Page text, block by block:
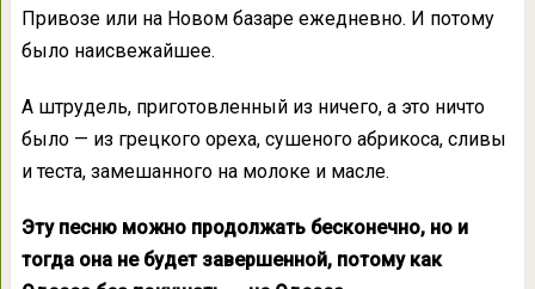
Привозе или на Новом базаре ежедневно. И потому
было наисвежайшее.
А штрудель, приготовленный из ничего, а это ничто
было — из грецкого ореха, сушеного абрикоса, сливы
и теста, замешанного на молоке и масле.
Эту песню можно продолжать бесконечно, но и
тогда она не будет завершенной, потому как